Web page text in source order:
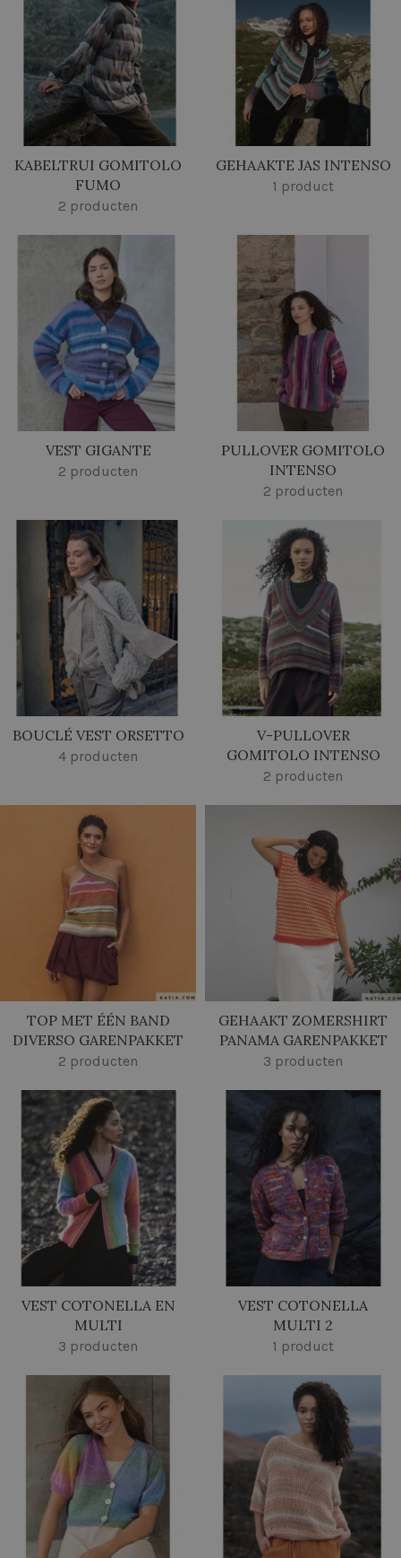
KABELTRUI GOMITOLO
FUMO
2 producten
GEHAAKTE JAS INTENSO
1 product
VEST GIGANTE
2 producten
PULLOVER GOMITOLO
INTENSO
2 producten
BOUCLÉ VEST ORSETTO
4 producten
V-PULLOVER
GOMITOLO INTENSO
2 producten
TOP MET ÉÉN BAND
DIVERSO GARENPAKKET
2 producten
GEHAAKT ZOMERSHIRT
PANAMA GARENPAKKET
3 producten
VEST COTONELLA EN
MULTI
3 producten
VEST COTONELLA
MULTI 2
1 product